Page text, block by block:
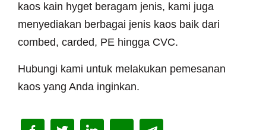
kaos kain hyget beragam jenis, kami juga
menyediakan berbagai jenis kaos baik dari
combed, carded, PE hingga CVC.
Hubungi kami untuk melakukan pemesanan
kaos yang Anda inginkan.